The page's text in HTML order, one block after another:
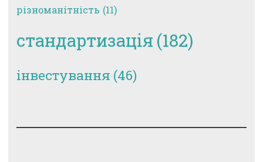
різноманітність (11)
стандартизація (182)
інвестування (46)